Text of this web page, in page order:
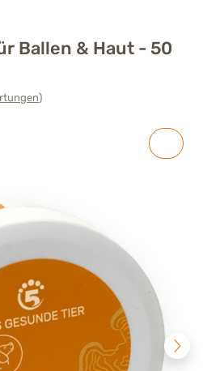
Ballen & Haut - 50
)